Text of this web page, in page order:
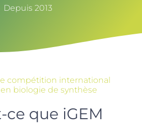
Depuis 2013
compétition international
biologie de synthèse
ce que iGEM